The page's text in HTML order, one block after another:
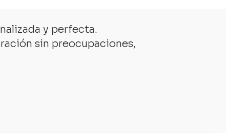
y perfecta.
sin preocupaciones,